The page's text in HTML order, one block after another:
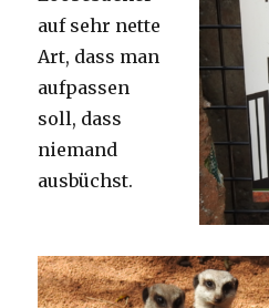
auf sehr nette
Art, dass man
aufpassen
soll, dass
niemand
ausbüchst.